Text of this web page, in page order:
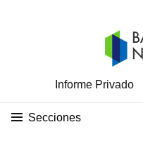
Informe Privado
Secciones